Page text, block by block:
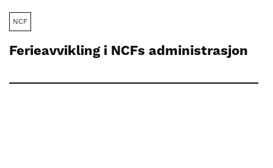
NCF
Ferieavvikling i NCFs administrasjon